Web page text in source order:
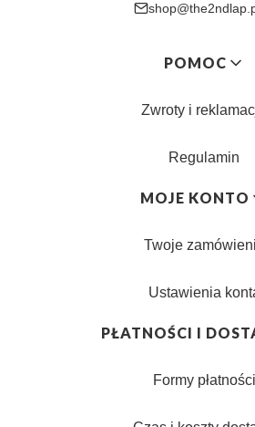
POMOC
Zwroty i
Regulamin
MOJE KONTO
Twoje
Ustawienia
PŁATNOŚCI I
Formy płatności